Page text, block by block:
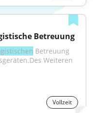
Betreuung
Betreuung
Weiteren
Vollzeit